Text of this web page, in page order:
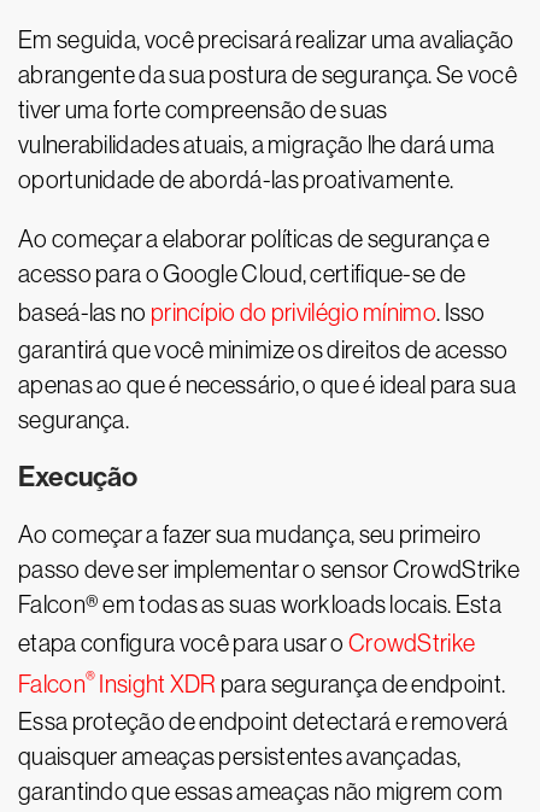
Em seguida, você precisará realizar uma avaliação
abrangente da sua postura de segurança. Se você
tiver uma forte compreensão de suas
vulnerabilidades atuais, a migração lhe dará uma
oportunidade de abordá-las proativamente.
Ao começar a elaborar políticas de segurança e
acesso para o Google Cloud, certifique-se de
baseá-las no princípio do privilégio mínimo. Isso
garantirá que você minimize os direitos de acesso
apenas ao que é necessário, o que é ideal para sua
segurança.
Execução
Ao começar a fazer sua mudança, seu primeiro
passo deve ser implementar o sensor CrowdStrike
Falcon® em todas as suas workloads locais. Esta
etapa configura você para usar o CrowdStrike
Falcon® Insight XDR para segurança de endpoint.
Essa proteção de endpoint detectará e removerá
quaisquer ameaças persistentes avançadas,
garantindo que essas ameaças não migrem com